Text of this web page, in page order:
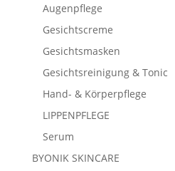
Augenpflege
Gesichtscreme
Gesichtsmasken
Gesichtsreinigung & Tonic
Hand- & Körperpflege
LIPPENPFLEGE
Serum
BYONIK SKINCARE